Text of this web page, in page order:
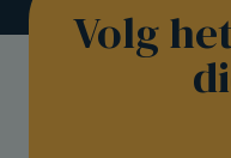
Volg